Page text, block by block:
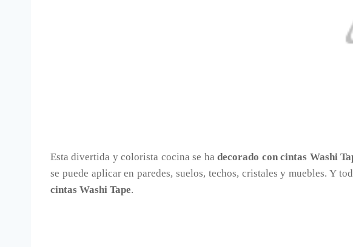
Esta divertida y colorista cocina se hadecorado con cintas Washi
se puede aplicar en paredes, suelos, techos, cristales y muebles. Y
cintas Washi Tape.